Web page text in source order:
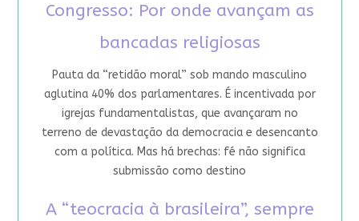
Congresso: Por onde avançam as
bancadas religiosas
Pauta da “retidão moral” sob mando masculino
aglutina 40% dos parlamentares. É incentivada por
igrejas fundamentalistas, que avançaram no
terreno de devastação da democracia e desencanto
com a política. Mas há brechas: fé não significa
submissão como destino
A “teocracia à brasileira”, sempre